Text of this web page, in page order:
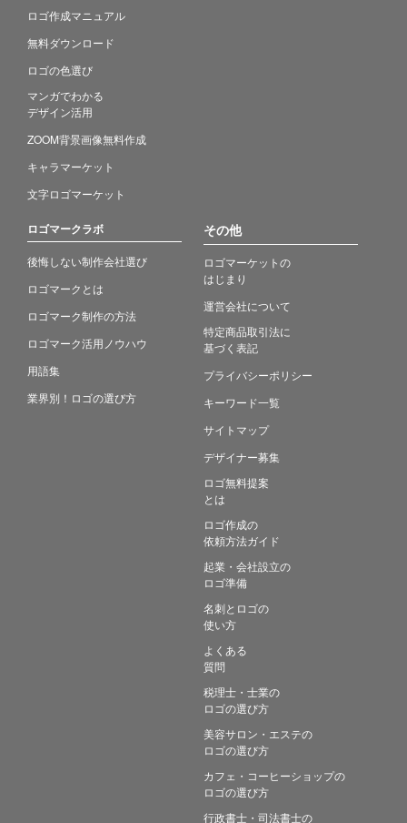
ロゴ作成マニュアル
無料ダウンロード
ロゴの色選び
マンガでわかる
デザイン活用
ZOOM背景画像無料作成
キャラマーケット
文字ロゴマーケット
ロゴマークラボ
後悔しない制作会社選び
ロゴマークとは
ロゴマーク制作の方法
ロゴマーク活用ノウハウ
用語集
業界別！ロゴの選び方
その他
ロゴマーケットの
はじまり
運営会社について
特定商品取引法に
基づく表記
プライバシーポリシー
キーワード一覧
サイトマップ
デザイナー募集
ロゴ無料提案
とは
ロゴ作成の
依頼方法ガイド
起業・会社設立の
ロゴ準備
名刺とロゴの
使い方
よくある
質問
税理士・士業の
ロゴの選び方
美容サロン・エステの
ロゴの選び方
カフェ・コーヒーショップの
ロゴの選び方
行政書士・司法書士の